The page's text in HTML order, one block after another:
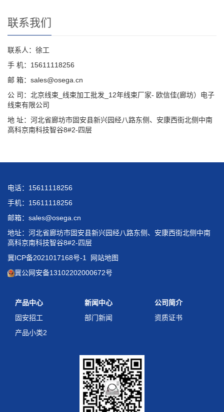
联系我们
联系人：徐工
手 机：15611118256
邮 箱：sales@osega.cn
公 司：北京线束_线束加工批发_12年线束厂家- 欧信佳(廊坊）电子
线束有限公司
地 址：河北省廊坊市固安县新兴园经八路东侧、安康西街北侧中南
高科京南科技智谷8#2-四层
电话：15611118256
手机：15611118256
邮箱：sales@osega.cn
地址：河北省廊坊市固安县新兴园经八路东侧、安康西街北侧中南
高科京南科技智谷8#2-四层
冀ICP备2021017168号-1
网站地图
冀公网安备13102202000672号
产品中心
固安招工
产品小类2
新闻中心
部门新闻
公司简介
资质证书